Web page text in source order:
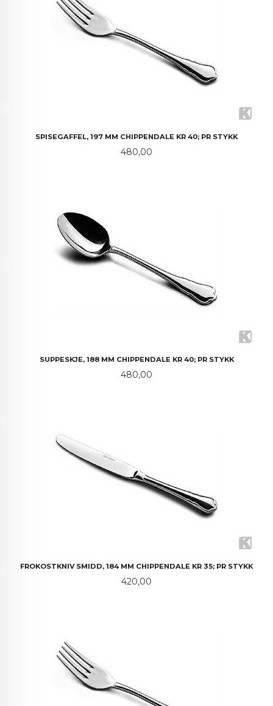
SPISEGAFFEL, 197 MM CHIPPENDALE KR 40; PR STYKK
Pris
480,00
SUPPESKJE, 188 MM CHIPPENDALE KR 40; PR STYKK
Pris
480,00
FROKOSTKNIV SMIDD, 184 MM CHIPPENDALE KR 35; PR STYKK
Pris
420,00